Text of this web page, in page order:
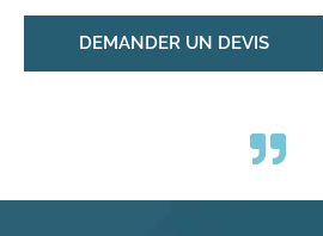
DEMANDER UN DEVIS